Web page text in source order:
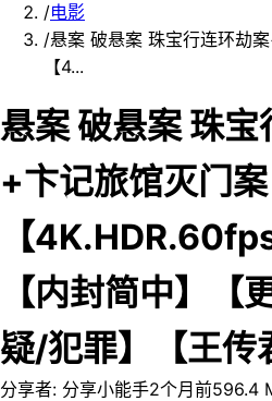
/电影
/悬案 破悬案 珠宝行连环劫
【4...
悬案 破悬案 珠
+卞记旅馆灭门
【
【内封简中】【
疑/犯罪】【王传
分享者: 分享小能手2个月前596.4